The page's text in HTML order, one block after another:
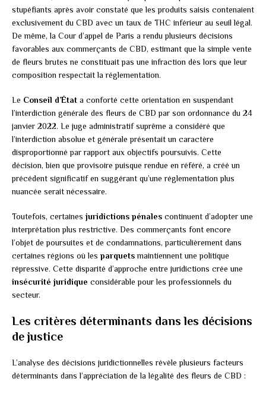
stupéfiants après avoir constaté que les produits saisis contenaient
exclusivement du CBD avec un taux de THC inférieur au seuil légal.
De même, la Cour d’appel de Paris a rendu plusieurs décisions
favorables aux commerçants de CBD, estimant que la simple vente
de fleurs brutes ne constituait pas une infraction dès lors que leur
composition respectait la réglementation.
Le Conseil d’État a conforté cette orientation en suspendant
l’interdiction générale des fleurs de CBD par son ordonnance du 24
janvier 2022. Le juge administratif suprême a considéré que
l’interdiction absolue et générale présentait un caractère
disproportionné par rapport aux objectifs poursuivis. Cette
décision, bien que provisoire puisque rendue en référé, a créé un
précédent significatif en suggérant qu’une réglementation plus
nuancée serait nécessaire.
Toutefois, certaines juridictions pénales continuent d’adopter une
interprétation plus restrictive. Des commerçants font encore
l’objet de poursuites et de condamnations, particulièrement dans
certaines régions où les parquetsmaintiennent une politique
répressive. Cette disparité d’approche entre juridictions crée une
insécurité juridique considérable pour les professionnels du
secteur.
Les critères déterminants dans les décisions
de justice
L’analyse des décisions juridictionnelles révèle plusieurs facteurs
déterminants dans l’appréciation de la légalité des fleurs de CBD :